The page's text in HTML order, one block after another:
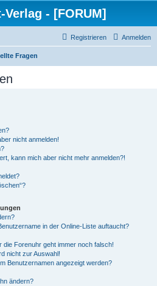
- [FORUM]
Anmelden
Registrieren
Fragen
nicht anmelden!
kann mich aber nicht mehr anmelden?!
in der Online-Liste auftaucht?
die Forenuhr geht immer noch falsch!
nicht zur Auswahl!
Benutzernamen angezeigt werden?
ändern?